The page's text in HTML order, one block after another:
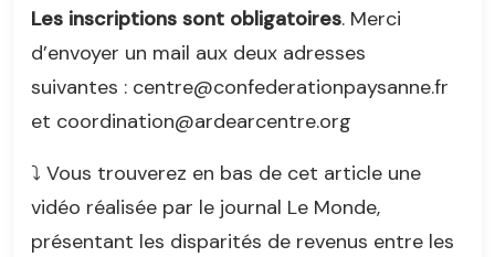
Les inscriptions sont obligatoires. Merci
d’envoyer un mail aux deux adresses
suivantes : centre@confederationpaysanne.fr
et coordination@ardearcentre.org
⤵️ Vous trouverez en bas de cet article une
vidéo réalisée par le journal Le Monde,
présentant les disparités de revenus entre les